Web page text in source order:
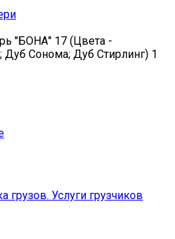
''БОНА'' 17 (Цвета -
Дуб Сонома; Дуб Стирлинг) 1
грузов. Услуги грузчиков